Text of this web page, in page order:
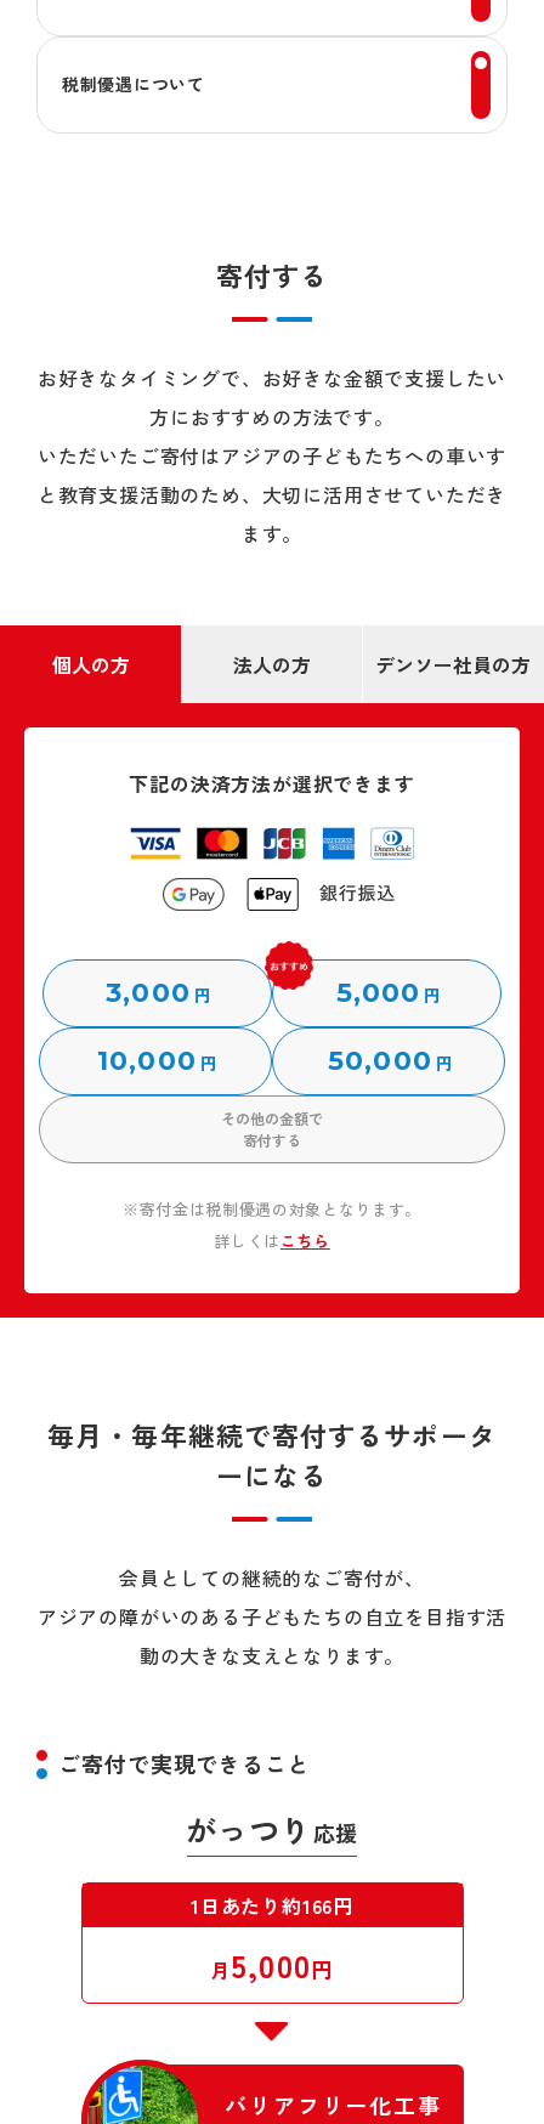
税制優遇について
寄付する
お好きなタイミングで、お好きな金額で支援したい
方におすすめの方法です。
いただいたご寄付はアジアの子どもたちへの車いす
と教育支援活動のため、大切に活用させていただき
ます。
個人の方 法人の方 デンソー社員の方
下記の決済方法が選択できます
3,000 円 5,000 円
10,000 円 50,000 円
その他の金額で
寄付する
※寄付金は税制優遇の対象となります。
詳しくは こちら
毎月・毎年継続で寄付するサポータ
ーになる
会員としての継続的なご寄付が、
アジアの障がいのある子どもたちの自立を目指す活
動の大きな支えとなります。
ご寄付で実現できること
がっつり 応援
1日あたり約166円
月 5,000円
バリアフリー化工事